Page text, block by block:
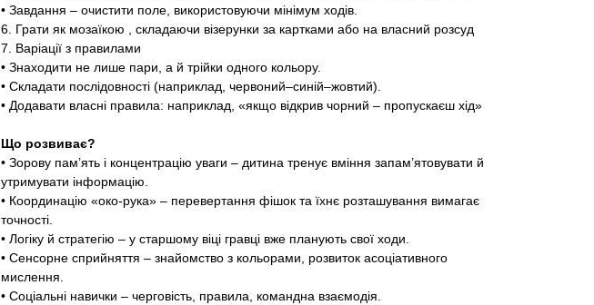
• Завдання – очистити поле, використовуючи мінімум ходів.
6. Грати як мозаїкою , складаючи візерунки за картками або на власний розсуд
7. Варіації з правилами
• Знаходити не лише пари, а й трійки одного кольору.
• Складати послідовності (наприклад, червоний–синій–жовтий).
• Додавати власні правила: наприклад, «якщо відкрив чорний – пропускаєш хід»
Що розвиває?
• Зорову пам’ять і концентрацію уваги – дитина тренує вміння запам’ятовувати й
утримувати інформацію.
• Координацію «око-рука» – перевертання фішок та їхнє розташування вимагає
точності.
• Логіку й стратегію – у старшому віці гравці вже планують свої ходи.
• Сенсорне сприйняття – знайомство з кольорами, розвиток асоціативного
мислення.
• Соціальні навички – черговість, правила, командна взаємодія.